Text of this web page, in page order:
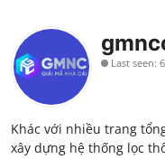
Contact
My Lab
News
Last seen:
Khác với nhiều trang
xây dựng hệ thống lọc